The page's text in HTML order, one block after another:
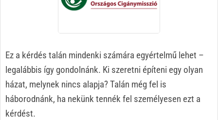
Ez a kérdés talán mindenki számára egyértelmű lehet –
legalábbis így gondolnánk. Ki szeretni építeni egy olyan
házat, melynek nincs alapja? Talán még fel is
háborodnánk, ha nekünk tennék fel személyesen ezt a
kérdést.